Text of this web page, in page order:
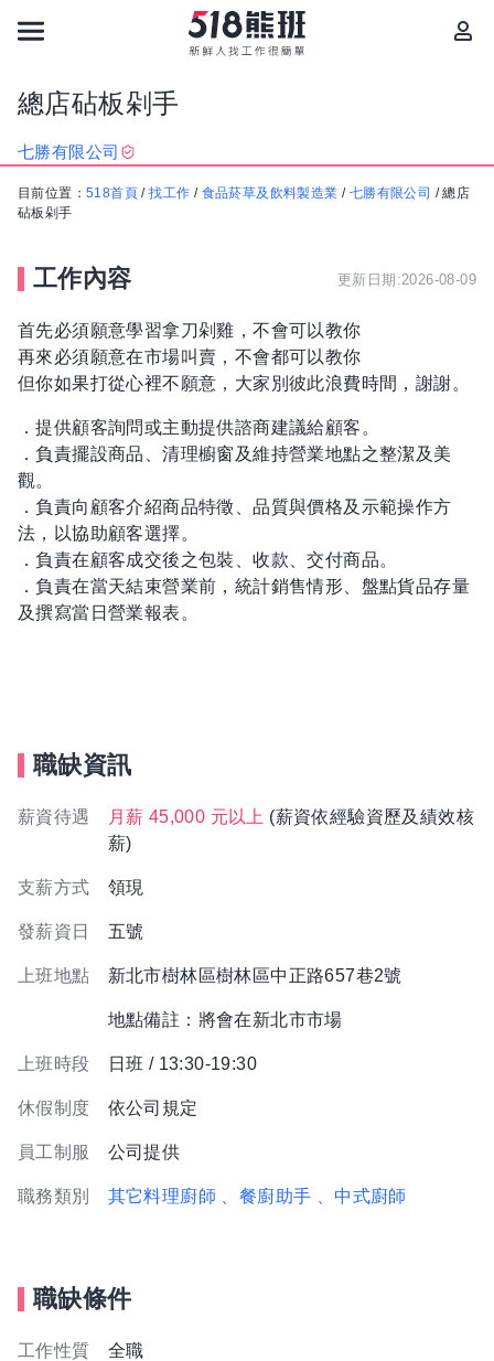
總店砧板剁手
七勝有限公司
目前位置： 518首頁 /找工作 / 食品菸草及飲料製造業 / 七勝有限公司 /總店
砧板剁手
工作內容 更新日期:2026-08-09
首先必須願意學習拿刀剁雞，不會可以教你
再來必須願意在市場叫賣，不會都可以教你
但你如果打從心裡不願意，大家別彼此浪費時間，謝謝。
．提供顧客詢問或主動提供諮商建議給顧客。
．負責擺設商品、清理櫥窗及維持營業地點之整潔及美
觀。
．負責向顧客介紹商品特徵、品質與價格及示範操作方
法，以協助顧客選擇。
．負責在顧客成交後之包裝、收款、交付商品。
．負責在當天結束營業前，統計銷售情形、盤點貨品存量
及撰寫當日營業報表。
職缺資訊
薪資待遇 月薪 45,000 元以上 (薪資依經驗資歷及績效核
薪)
支薪方式 領現
發薪資日 五號
上班地點 新北市樹林區樹林區中正路657巷2號
地點備註：將會在新北市市場
上班時段 日班 / 13:30-19:30
休假制度 依公司規定
員工制服 公司提供
職務類別 其它料理廚師 、餐廚助手 、中式廚師
職缺條件
工作性質 全職